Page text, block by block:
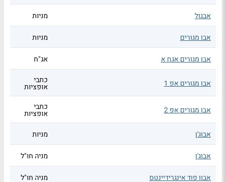
אבגול
מניות
אבו מגורים מניות
אבו מגורים אגח א אג"ח
אבו מגורים אפ 1 כתבי
אופציות
אבו מגורים אפ 2 כתבי
אופציות
אבוג'ן
מניות
אבוג'ן מניה חו"ל
אבוו פוד אינגרידיינטס מניה חו"ל